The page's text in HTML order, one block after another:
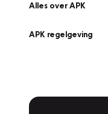
Alles over APK
APK regelgeving